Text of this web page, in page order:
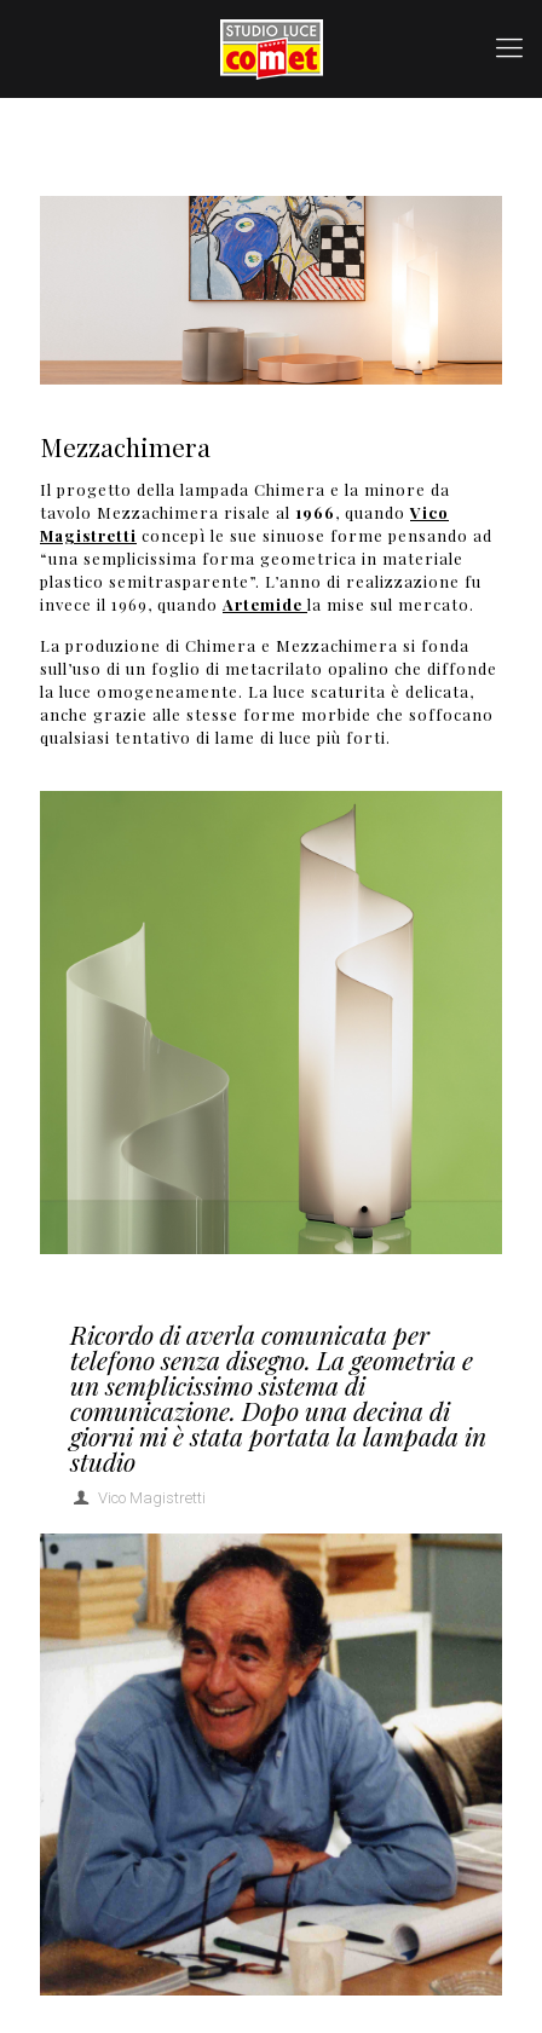
Mezzachimera
Il progetto della lampada Chimera e la minore da
tavolo Mezzachimera risale al 1966, quandoVico
Magistretti concepì le sue sinuose forme pensando ad
“una semplicissima forma geometrica in materiale
plastico semitrasparente”. L’anno di realizzazione fu
invece il 1969, quando Artemide la mise sul mercato.
La produzione di Chimera e Mezzachimera si fonda
sull’uso di un foglio di metacrilato opalino che diffonde
la luce omogeneamente. La luce scaturita è delicata,
anche grazie alle stesse forme morbide che soffocano
qualsiasi tentativo di lame di luce più forti.
Ricordo di averla comunicata per
telefono senza disegno. La geometria e
un semplicissimo sistema di
comunicazione. Dopo una decina di
giorni mi è stata portata la lampada in
studio
Vico Magistretti